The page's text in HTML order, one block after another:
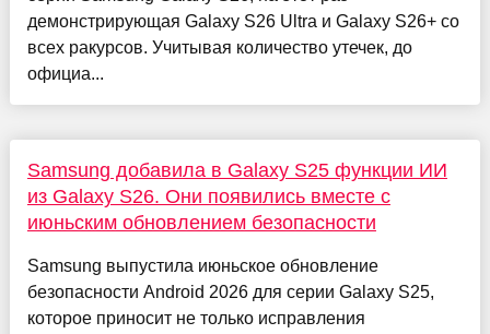
демонстрирующая Galaxy S26 Ultra и Galaxy S26+ со
всех ракурсов. Учитывая количество утечек, до
официа...
Samsung добавила в Galaxy S25 функции ИИ
из Galaxy S26. Они появились вместе с
июньским обновлением безопасности
Samsung выпустила июньское обновление
безопасности Android 2026 для серии Galaxy S25,
которое приносит не только исправления